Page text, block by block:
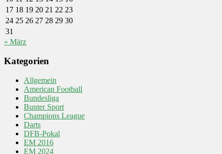
17 18 19 20 21 22 23
24 25 26 27 28 29 30
31
« März
Kategorien
Allgemein
American Football
Bundesliga
Bunter Sport
Champions League
Darts
DFB-Pokal
EM 2016
EM 2024